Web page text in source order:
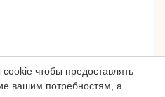
чтобы предоставлять
вашим потребностям, а